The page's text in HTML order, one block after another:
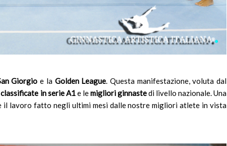
Giorgio e la Golden League. Questa manifestazione, voluta dal
in serie A1e lemigliori ginnastedi livello nazionale. Una
il lavoro fatto negli ultimi mesi dalle nostre migliori atlete in vista